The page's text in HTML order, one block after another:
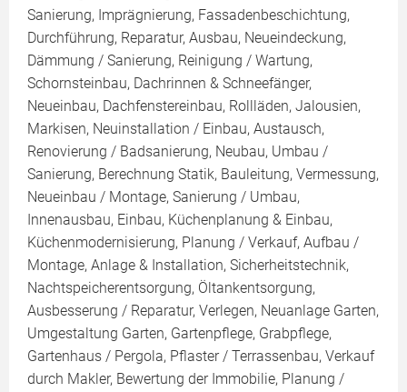
Sanierung, Imprägnierung, Fassadenbeschichtung,
Durchführung, Reparatur, Ausbau, Neueindeckung,
Dämmung / Sanierung, Reinigung / Wartung,
Schornsteinbau, Dachrinnen & Schneefänger,
Neueinbau, Dachfenstereinbau, Rollläden, Jalousien,
Markisen, Neuinstallation / Einbau, Austausch,
Renovierung / Badsanierung, Neubau, Umbau /
Sanierung, Berechnung Statik, Bauleitung, Vermessung,
Neueinbau / Montage, Sanierung / Umbau,
Innenausbau, Einbau, Küchenplanung & Einbau,
Küchenmodernisierung, Planung / Verkauf, Aufbau /
Montage, Anlage & Installation, Sicherheitstechnik,
Nachtspeicherentsorgung, Öltankentsorgung,
Ausbesserung / Reparatur, Verlegen, Neuanlage Garten,
Umgestaltung Garten, Gartenpflege, Grabpflege,
Gartenhaus / Pergola, Pflaster / Terrassenbau, Verkauf
durch Makler, Bewertung der Immobilie, Planung /